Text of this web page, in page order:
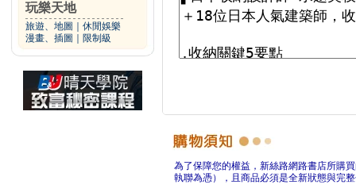
玩樂天地
旅遊、地圖
休閒娛樂
漫畫、插圖
限制級
為了保障您的權益，新絲路網路書店所購
執聯為憑），且商品必須是全新狀態與完